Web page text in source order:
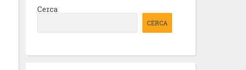
Cerca
CERCA